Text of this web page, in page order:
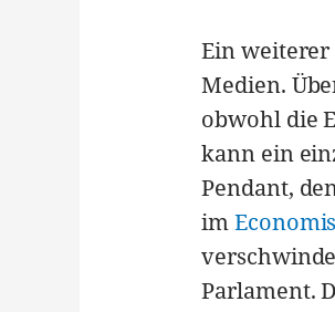
Ein weiterer
Medien.
obwohl die
kann ein
Pendant,
im
Parlament.